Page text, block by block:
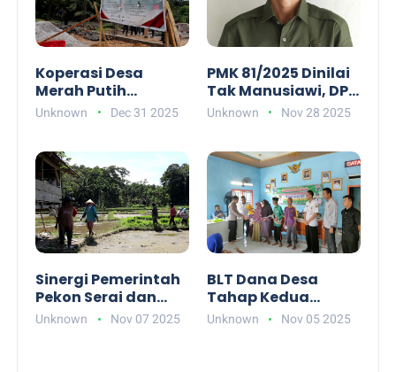
Koperasi Desa
Merah Putih
Hadirkan Harapan
Warga Pekon Raja
Basa
Unknown Dec 31 2025
PMK 81/2025 Dinilai
Tak Manusiawi, DPC
Apdesi Pesisir Barat
Unknown Nov 28 2025
Sinergi Pemerintah
Pekon Serai dan
BUMDes Maju
Unknown Nov 07 2025
BLT Dana Desa
Tahap Kedua
Disalurkan, Warga
Unknown Nov 05 2025